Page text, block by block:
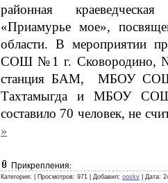
районная
«Приамурье мое»,
области. В мероприятии
СОШ №1 г. Сковородино,
станция БАМ, МБОУ
Тахтамыгда и МБОУ СОШ
составило 70 человек, не
»
Прикрепления:
Категория: Просмотров: 971 | Добавил: ooskv Дата: